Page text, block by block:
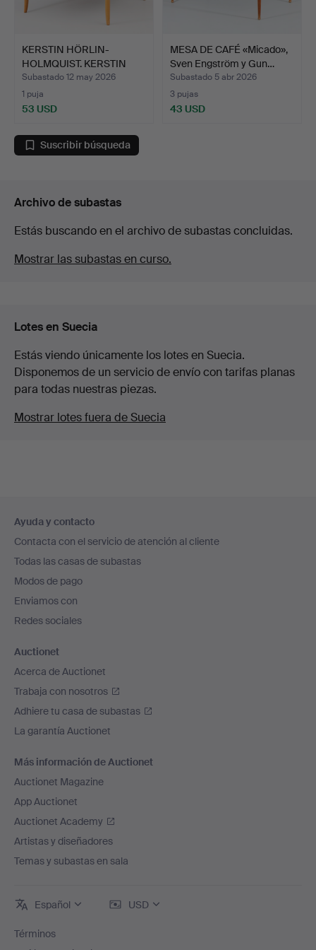
KERSTIN HÖRLIN-
HOLMQUIST. KERSTIN
HÖRLIN-H…
Subastado 12 may 2026
1 puja
53 USD
MESA DE CAFÉ «Micado»,
Sven Engström y Gun…
Subastado 5 abr 2026
3 pujas
43 USD
Suscribir búsqueda
Archivo de subastas
Estás buscando en el archivo de subastas concluidas.
Mostrar las subastas en curso.
Lotes en Suecia
Estás viendo únicamente los lotes en Suecia.
Disponemos de un servicio de envío con tarifas planas
para todas nuestras piezas.
Mostrar lotes fuera de Suecia
en
el
pie
de
página
Ayuda y contacto
Contacta con el servicio de atención al cliente
Todas las casas de subastas
Modos de pago
Enviamos con
Redes sociales
Auctionet
Acerca de Auctionet
Trabaja con nosotros
Adhiere tu casa de subastas
La garantía Auctionet
Más información de Auctionet
Auctionet Magazine
App Auctionet
Auctionet Academy
Artistas y diseñadores
Temas y subastas en sala
Español USD
Términos